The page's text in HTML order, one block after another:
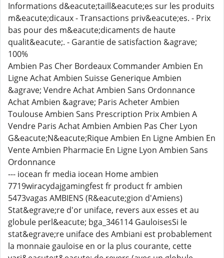
Informations d&eacute;taill&eacute;es sur les produits
m&eacute;dicaux - Transactions priv&eacute;es. - Prix
bas pour des m&eacute;dicaments de haute
qualit&eacute;. - Garantie de satisfaction &agrave;
100%
Ambien Pas Cher Bordeaux Commander Ambien En
Ligne Achat Ambien Suisse Generique Ambien
&agrave; Vendre Achat Ambien Sans Ordonnance
Achat Ambien &agrave; Paris Acheter Ambien
Toulouse Ambien Sans Prescription Prix Ambien A
Vendre Paris Achat Ambien Ambien Pas Cher Lyon
G&eacute;N&eacute;Rique Ambien En Ligne Ambien En
Vente Ambien Pharmacie En Ligne Lyon Ambien Sans
Ordonnance
--- iocean fr media iocean Home ambien
7719wiracydajgamingfest fr product fr ambien
5473vagas AMBIENS (R&eacute;gion d'Amiens)
Stat&egrave;re d'or uniface, revers aux esses et au
globule perl&eacute; bga_346114 GauloisesSi le
stat&egrave;re uniface des Ambiani est probablement
la monnaie gauloise en or la plus courante, cette